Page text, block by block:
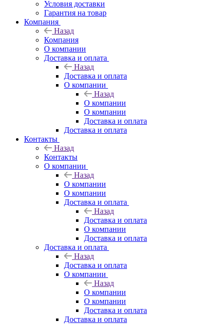
Условия доставки
Гарантия на товар
Компания
Назад
Компания
О компании
Доставка и оплата
Назад
Доставка и оплата
О компании
Назад
О компании
О компании
Доставка и оплата
Доставка и оплата
Контакты
Назад
Контакты
О компании
Назад
О компании
О компании
Доставка и оплата
Назад
Доставка и оплата
О компании
Доставка и оплата
Доставка и оплата
Назад
Доставка и оплата
О компании
Назад
О компании
О компании
Доставка и оплата
Доставка и оплата